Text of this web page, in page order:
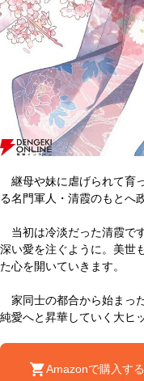
継母や妹に虐げられて育
る名門軍人・清霞のもとへ
当初は冷淡だった清霞で
深い愛を注ぐように。美世
た心を開いていきます。
家同士の都合から始まっ
純愛へと昇華していく大ヒ
Amazonで購入する